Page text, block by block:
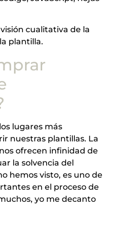
cualitativa de la
plantilla.
lugares más
nuestras plantillas. La
ofrecen infinidad de
la solvencia del
hemos visto, es uno de
en el proceso de
yo me decanto